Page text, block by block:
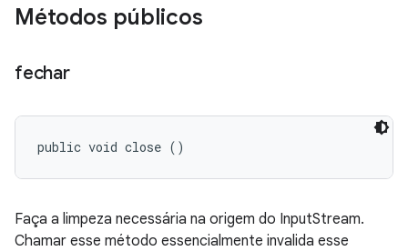
Métodos públicos
fechar
public void close ()
Faça a limpeza necessária na origem do InputStream.
Chamar esse método essencialmente invalida esse